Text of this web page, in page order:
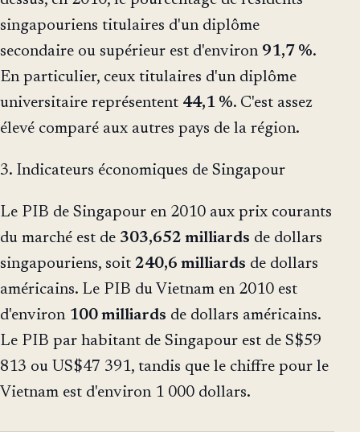
singapouriens titulaires d'un diplôme
secondaire ou supérieur est d'environ 91,7 %.
En particulier, ceux titulaires d'un diplôme
universitaire représentent 44,1 %. C'est assez
élevé comparé aux autres pays de la région.
3. Indicateurs économiques de Singapour
Le PIB de Singapour en 2010 aux prix courants
du marché est de 303,652 milliards de dollars
singapouriens, soit 240,6 milliards de dollars
américains. Le PIB du Vietnam en 2010 est
d'environ 100 milliards de dollars américains.
Le PIB par habitant de Singapour est de S$59
813 ou US$47 391, tandis que le chiffre pour le
Vietnam est d'environ 1 000 dollars.